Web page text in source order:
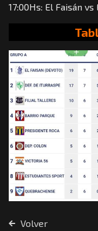
17:00Hs: El Faisán
Volver